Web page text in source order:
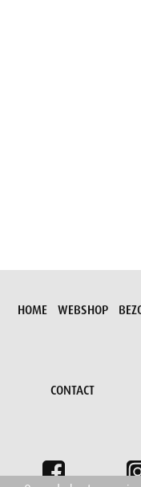
HOME WEBSHOP
CONTACT